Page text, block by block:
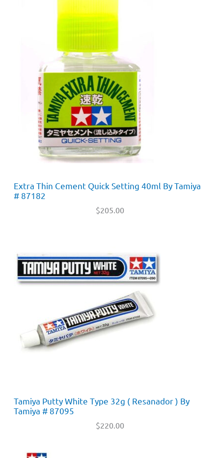
Extra Thin Cement Quick Setting 40ml By Tamiya
# 87182
$205.00
Tamiya Putty White Type 32g ( Resanador ) By
Tamiya # 87095
$220.00